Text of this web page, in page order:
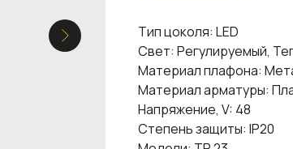
Тип цоколя: LED
Свет: Регулируемый,
Материал плафона:
Материал арматуры:
Напряжение, V: 48
Степень защиты: IP20